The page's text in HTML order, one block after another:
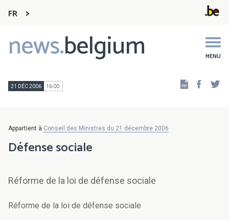
FR
news.belgium MENU
Main
navigation
21 DÉC 2006 16:00
Appartient à Conseil des Ministres du 21 décembre 2006
Défense sociale
Réforme de la loi de défense sociale
Réforme de la loi de défense sociale